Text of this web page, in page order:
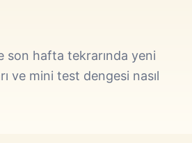
son hafta tekrarında yeni
ve mini test dengesi nasıl